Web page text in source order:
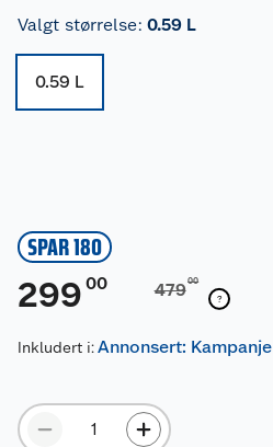
Valgt størrelse: 0.59 L
0.59 L
SPAR 180
299 00 47900
Inkludert i:Annonsert: Kampanje